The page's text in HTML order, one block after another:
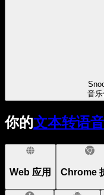
音
你的文本转语音
Web 应用 Chrome